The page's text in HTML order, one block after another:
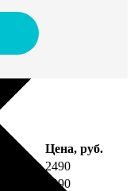
Цена, руб.
2490
4990